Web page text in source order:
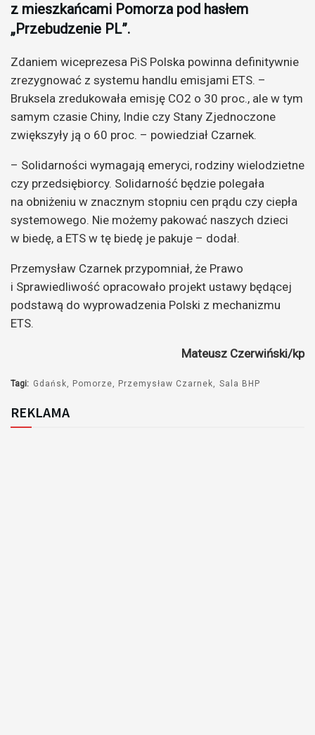
z mieszkańcami Pomorza pod hasłem
„Przebudzenie PL”.
Zdaniem wiceprezesa PiS Polska powinna definitywnie
zrezygnować z systemu handlu emisjami ETS. –
Bruksela zredukowała emisję CO2 o 30 proc., ale w tym
samym czasie Chiny, Indie czy Stany Zjednoczone
zwiększyły ją o 60 proc. – powiedział Czarnek.
– Solidarności wymagają emeryci, rodziny wielodzietne
czy przedsiębiorcy. Solidarność będzie polegała
na obniżeniu w znacznym stopniu cen prądu czy ciepła
systemowego. Nie możemy pakować naszych dzieci
w biedę, a ETS w tę biedę je pakuje – dodał.
Przemysław Czarnek przypomniał, że Prawo
i Sprawiedliwość opracowało projekt ustawy będącej
podstawą do wyprowadzenia Polski z mechanizmu
ETS.
Mateusz Czerwiński/kp
Tagi: Gdańsk Pomorze Przemysław Czarnek Sala BHP
REKLAMA